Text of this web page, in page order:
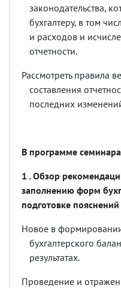
законодательства,
бухгалтеру, в том
и расходов и
отчетности.
Рассмотреть правила
составления
последних
В программе
1 . Обзор
заполнению форм
подготовке
Новое в
бухгалтерского
результатах.
Проведение и